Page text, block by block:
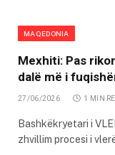
MAQEDONIA
Mexhiti: Pas
dalë më i
27/06/2026 1 MIN
Bashkëkryetari i
zhvillim procesi i